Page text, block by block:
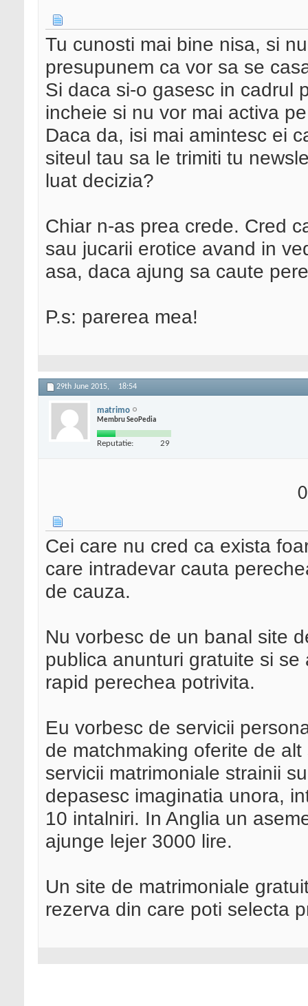
Tu cunosti mai bine nisa, si
presupunem ca vor sa se
Si daca si-o gasesc in cadrul
incheie si nu vor mai activa
Daca da, isi mai amintesc ei
siteul tau sa le trimiti tu
luat decizia?
Chiar n-as prea crede. Cred
sau jucarii erotice avand in
asa, daca ajung sa caute
P.s: parerea mea!
29th June 2015, 18:54
matrimo
Membru SeoPedia
Reputatie: 29
Cei care nu cred ca exista
care intradevar cauta
de cauza.
Nu vorbesc de un banal site
publica anunturi gratuite si
rapid perechea potrivita.
Eu vorbesc de servicii
de matchmaking oferite de
servicii matrimoniale strainii
depasesc imaginatia unora,
10 intalniri. In Anglia un
ajunge lejer 3000 lire.
Un site de matrimoniale
rezerva din care poti selecta